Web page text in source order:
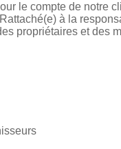
le compte de notre
à la
propriétaires et des